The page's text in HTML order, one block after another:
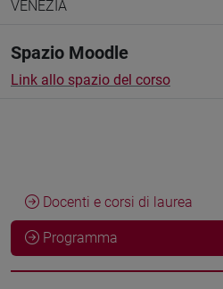
VENEZIA
Spazio Moodle
Link allo spazio del corso
Docenti e corsi di laurea
Programma